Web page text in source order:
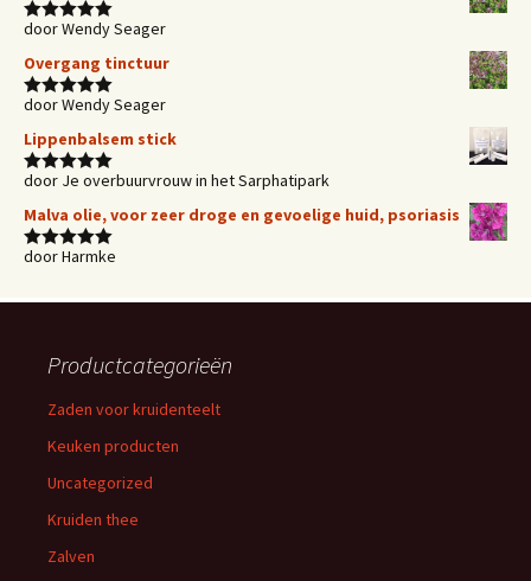
Waardering
door Wendy Seager
Overgang tinctuur
Waardering
door Wendy Seager
Lippenbalsem stick
Waardering
door Je overbuurvrouw in het Sarphatipark
Malva olie, voor zeer droge en gevoelige huid, psoriasis
Waardering
door Harmke
Productcategorieën
Zaden voor kruidenteelt
Keuken producten
Uncategorized
Kruiden thee
Zalven